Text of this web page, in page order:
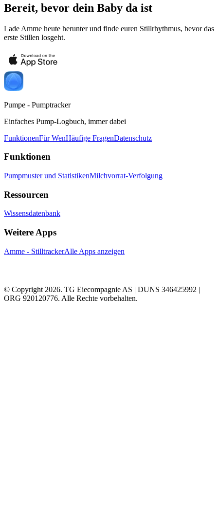
Bereit, bevor dein Baby da ist
Lade Amme heute herunter und finde euren Stillrhythmus, bevor das
erste Stillen losgeht.
Pumpe - Pumptracker
Einfaches Pump-Logbuch, immer dabei
FunktionenFür WenHäufige FragenDatenschutz
Funktionen
Pumpmuster und StatistikenMilchvorrat-Verfolgung
Ressourcen
Wissensdatenbank
Weitere Apps
Amme - StilltrackerAlle Apps anzeigen
© Copyright 2026. TG Eiecompagnie AS | DUNS 346425992 |
ORG 920120776. Alle Rechte vorbehalten.